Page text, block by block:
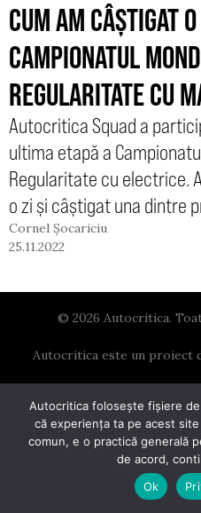
CUM AM CÂȘTIGAT
CAMPIONATUL
REGULARITATE CU
Autocritica Squad a
ultima etapă a
Regularitate cu electrice.
o zi și câștigat una dintre
Cornel Șocariciu
25.11.2022
© 2026 Autocritica.
Autocritica este un proiect
Autocritica folosește fișiere
că experiența ta pe acest
comun, e o practică generală
de acord,
Ok